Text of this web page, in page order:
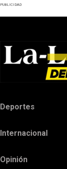
PUBLICIDAD
Deportes
Internacional
Opinión